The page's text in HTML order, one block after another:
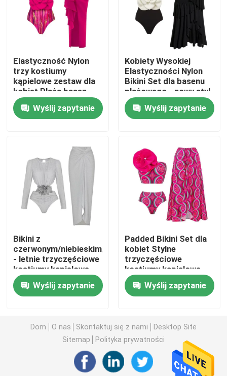
Wycieczka po fabryce
Kontrola jakości
Skontaktuj się z nami
Aktualności
Poprosić o wycenę
Kostiumy kąpielowe Bikini
Dziewczęce kostiumy kąpielowe
Męskie kąpielówki
Muzułmański strój kąpielowy
Trzyczęściowy strój kąpielowy
Elastyczność Nylon
trzy kostiumy
kąpielowe zestaw dla
kobiet Plaża basen
Letnia zabawa
Wyślij zapytanie
Kobiety Wysokiej
Elastyczności Nylon
Bikini Set dla basenu
plażowego - nowy styl
Wyślij zapytanie
Bikini z
czerwonym/niebieskim/zielonym
- letnie trzyczęściowe
kostiumy kąpielowe
Wyślij zapytanie
Padded Bikini Set dla
kobiet Stylne
trzyczęściowe
kostiumy kąpielowe
Idealne na letnią
zabawęWyślij zapytanie
Dom O nas Skontaktuj się z nami
Desktop Site
Sitemap
Polityka prywatności